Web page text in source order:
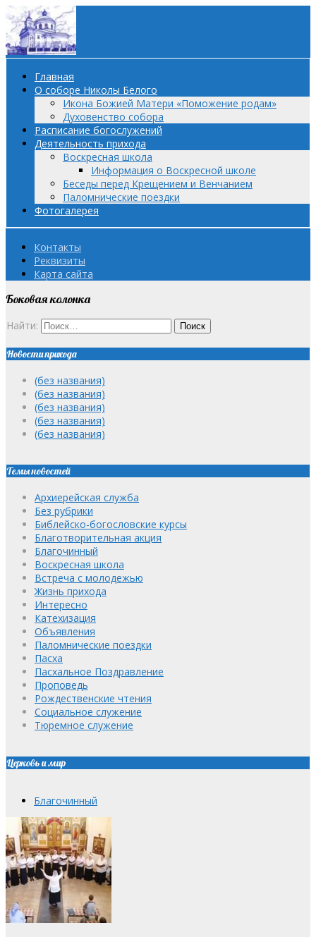
Главная
О соборе Николы Белого
Икона Божией Матери «Поможение родам»
Духовенство собора
Расписание богослужений
Деятельность прихода
Воскресная школа
Информация о Воскресной школе
Беседы перед Крещением и Венчанием
Паломнические поездки
Фотогалерея
Контакты
Реквизиты
Карта сайта
Боковая колонка
Найти:
Новости прихода
(без названия)
(без названия)
(без названия)
(без названия)
(без названия)
Темы новостей
Архиерейская служба
Без рубрики
Библейско-богословские курсы
Благотворительная акция
Благочинный
Воскресная школа
Встреча с молодежью
Жизнь прихода
Интересно
Катехизация
Объявления
Паломнические поездки
Пасха
Пасхальное Поздравление
Проповедь
Рождественские чтения
Социальное служение
Тюремное служение
Церковь и мир
Благочинный